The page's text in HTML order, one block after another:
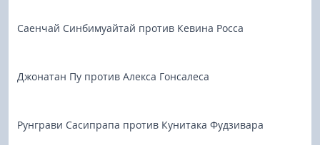
Cаенчай Синбимуайтай против Кевина Росса
Джонатан Пу против Алекса Гонсалеса
Рунграви Сасипрапа против Кунитака Фудзивара